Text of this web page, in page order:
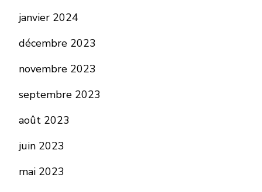
janvier 2024
décembre 2023
novembre 2023
septembre 2023
août 2023
juin 2023
mai 2023